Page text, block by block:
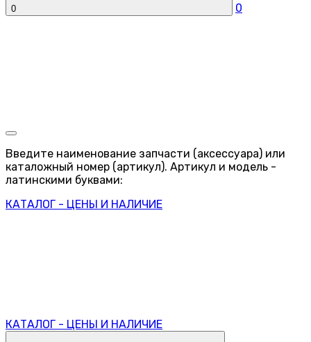
0 0
Введите наименование запчасти (аксессуара) или
каталожный номер (артикул). Артикул и модель -
латинскими буквами:
КАТАЛОГ - ЦЕНЫ И НАЛИЧИЕ
КАТАЛОГ - ЦЕНЫ И НАЛИЧИЕ